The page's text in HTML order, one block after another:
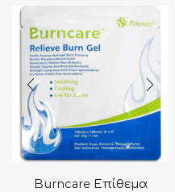
Burncare Επίθεμα